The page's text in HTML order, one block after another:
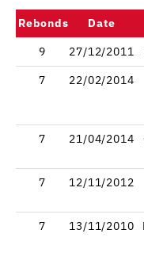
Rebonds Date
9
27/12/2011
7
22/02/2014
7 21/04/2014
7 12/11/2012
7 13/11/2010